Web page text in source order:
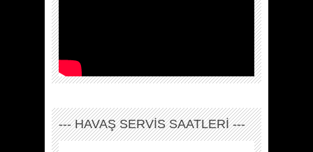
--- HAVAŞ SERVİS SAATLERİ ---